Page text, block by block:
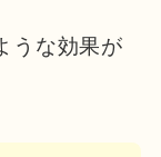
うな効果が